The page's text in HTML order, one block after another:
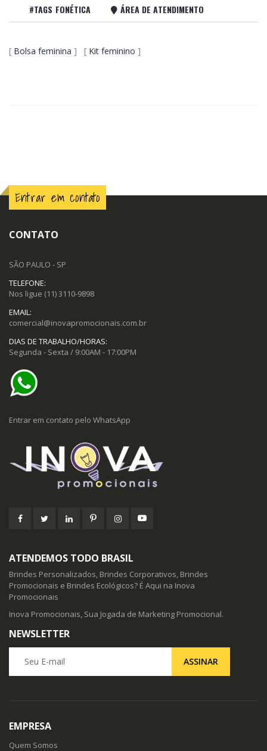
#TAGS FONÉTICA ÁREA DE ATENDIMENTO
[ Bolsa feminina ] [ Kit feminino ]
Entrar em contato
CONTATO
SÃO PAULO - SP
TELEFONE:
Nos ligue (11) 3110-9898
EMAIL:
comercial@inovapromocionais.com.br
DIAS DE TRABALHO/HORAS:
Segunda - Sexta / 9:00AM - 17:00PM
Entrar em contato pelo WhatsApp
ATENDEMOS TODO BRASIL
Brindes Personalizados, Brindes Corporativos, Brindes
Promocionais e Brindes Ecológicos? É Aqui na Inova
Promocionais
Inova Promocionais, Sua Jogada de Marketing Promocional.
NEWSLETTER
ASSINAR
EMPRESA
Quem Somos